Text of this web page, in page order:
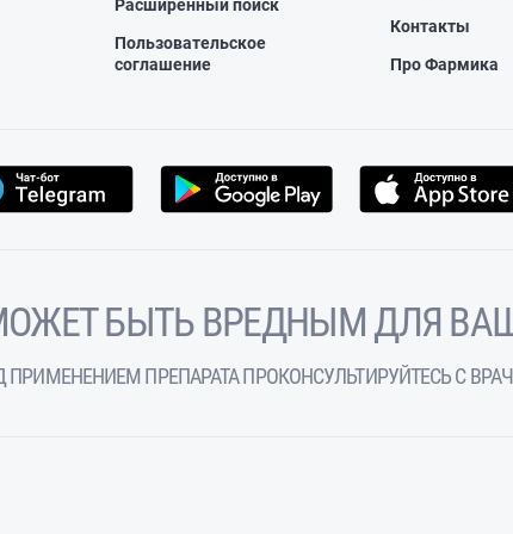
Расширенный поиск
Пользовательское
соглашение
Контакты
Про Фармика
БЫТЬ ВРЕДНЫМ ДЛЯ
ПРИМЕНЕНИЕМ ПРЕПАРАТА ПРОКОНСУЛЬТИРУЙТЕСЬ С